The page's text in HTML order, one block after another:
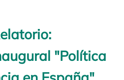
"Política